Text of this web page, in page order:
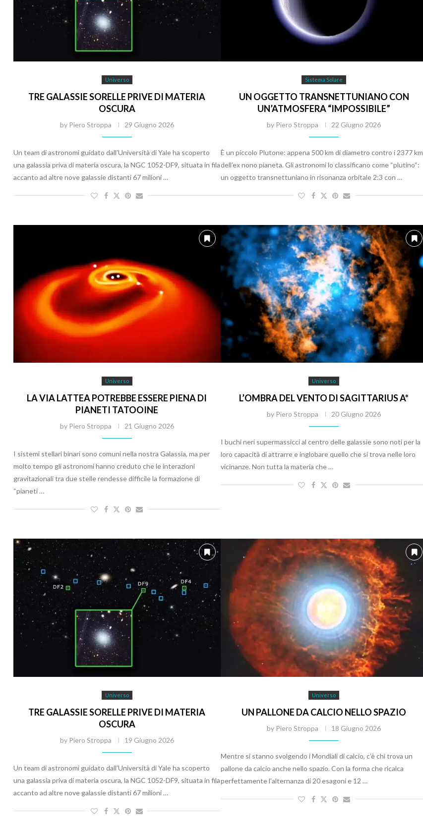
Universo
TRE GALASSIE SORELLE PRIVE DI MATERIA
OSCURA
by Piero Stroppa 29 Giugno 2026
Un team di astronomi guidato dall’Università di Yale ha scoperto
una galassia priva di materia oscura, la NGC 1052-DF9, situata in fila
accanto ad altre nove galassie distanti 67 milioni …
Sistema Solare
UN OGGETTO TRANSNETTUNIANO CON
UN’ATMOSFERA “IMPOSSIBILE”
by Piero Stroppa 22 Giugno 2026
È un piccolo Plutone: appena 500 km di diametro contro i 2377 km
dell’ex nono pianeta. Gli astronomi lo classificano come “plutino“:
un oggetto transnettuniano in risonanza orbitale 2:3 con …
Universo
LA VIA LATTEA POTREBBE ESSERE PIENA DI
PIANETI TATOOINE
by Piero Stroppa 21 Giugno 2026
I sistemi stellari binari sono comuni nella nostra Galassia, ma per
molto tempo gli astronomi hanno creduto che le interazioni
gravitazionali tra due stelle rendesse difficile la formazione di
“pianeti …
Universo
L’OMBRA DEL VENTO DI SAGITTARIUS A*
by Piero Stroppa 20 Giugno 2026
I buchi neri supermassicci al centro delle galassie sono noti per la
loro capacità di attrarre e inglobare quello che si trova nelle loro
vicinanze. Non tutta la materia che …
Universo
TRE GALASSIE SORELLE PRIVE DI MATERIA
OSCURA
by Piero Stroppa 19 Giugno 2026
Un team di astronomi guidato dall’Università di Yale ha scoperto
una galassia priva di materia oscura, la NGC 1052-DF9, situata in fila
accanto ad altre nove galassie distanti 67 milioni …
Universo
UN PALLONE DA CALCIO NELLO SPAZIO
by Piero Stroppa 18 Giugno 2026
Mentre si stanno svolgendo i Mondiali di calcio, c’è chi trova un
pallone da calcio anche nello spazio. Con la forma che ricalca
perfettamente l’alternanza di 20 esagoni e 12 …